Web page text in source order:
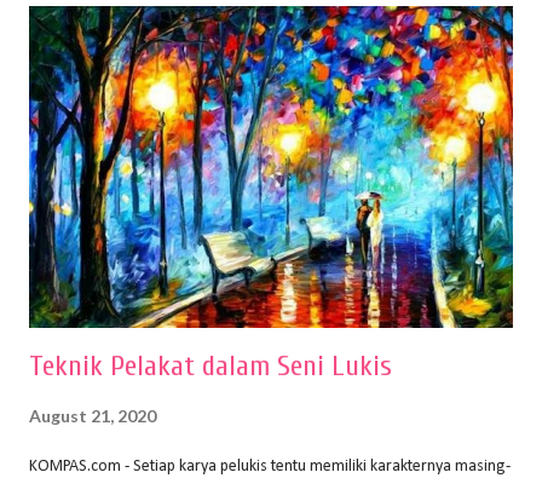
memiliki spesifikasi berbeda sesuai jenisnya. Berikut peralatan
menggambar bentuk: 1. Kertas Gambar Kegiatan menggambar
membutuhkan kertas yang baik agar proses pembuatan gambar lebih
nyaman dan maksimal. Bahan kertas yang baik salah satu syaratnya
adalah tidak mudah sobek, mengingat menggambar merupakan
proses menggores dan menghapus. Kertas adalah bahan yang paling
ideal digunakan untuk menggambar. Dalam menggambar
menggunakan pen...
Teknik Pelakat dalam Seni Lukis
August 21, 2020
KOMPAS.com - Setiap karya pelukis tentu memiliki karakternya masing-